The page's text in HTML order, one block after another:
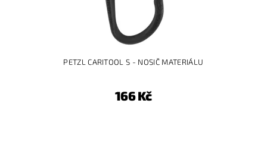
PETZL CARITOOL S - NOSIČ MATERIÁLU
166 Kč